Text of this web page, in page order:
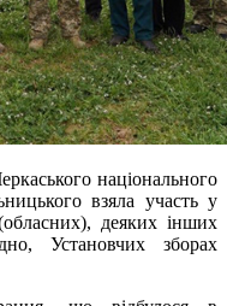
національного
взяла участь у
деяких інших
Установчих зборах